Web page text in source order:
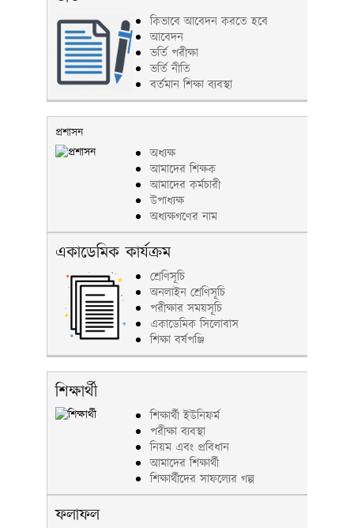
কিভাবে আবেদন করতে হবে
আবেদন
ভর্তি পরীক্ষা
ভর্তি নীতি
বর্তমান শিক্ষা ব্যবস্থা
প্রশাসন
অধ্যক্ষ
আমাদের শিক্ষক
আমাদের কর্মচারী
উপাধ্যক্ষ
অধ্যক্ষগণের নাম
একাডেমিক কার্যক্রম
শ্রেণিসূচি
অনলাইন শ্রেণিসূচি
পরীক্ষার সময়সূচি
একাডেমিক সিলোবাস
শিক্ষা বর্ষপঞ্জি
শিক্ষার্থী
শিক্ষার্থী ইউনিফর্ম
পরীক্ষা ব্যবস্থা
নিয়ম এবং প্রবিধান
আমাদের শিক্ষার্থী
শিক্ষার্থীদের সাফল্যের গল্প
ফলাফল